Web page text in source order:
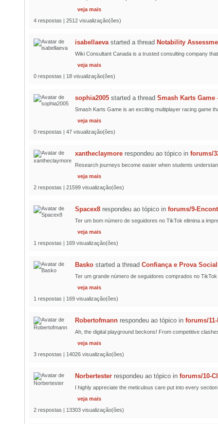
veja mais
4 respostas | 2512 visualização(ões)
isabellaevastarted a thread Notability
Wiki Consultant Canada is a trusted consulting company
veja mais
0 respostas | 18 visualização(ões)
sophia2005 started a thread Smash Karts Game
Smash Karts Game is an exciting multiplayer racing game
veja mais
0 respostas | 47 visualização(ões)
xantheclaymore respondeu ao tópico in forums/
Research journeys become easier when students
veja mais
2 respostas | 21599 visualização(ões)
Spacex8 respondeu ao tópico in forums/9-
Ter um bom número de seguidores no TikTok elimina a
veja mais
1 respostas | 169 visualização(ões)
Basko started a thread Confiança e Prova Social
Ter um grande número de seguidores comprados no
veja mais
1 respostas | 169 visualização(ões)
Robertofmann respondeu ao tópico in forums/
Ah, the digital playground beckons! From competitive
veja mais
3 respostas | 14026 visualização(ões)
Norbertester respondeu ao tópico in forums/10-
I highly appreciate the meticulous care put into every
veja mais
2 respostas | 13303 visualização(ões)